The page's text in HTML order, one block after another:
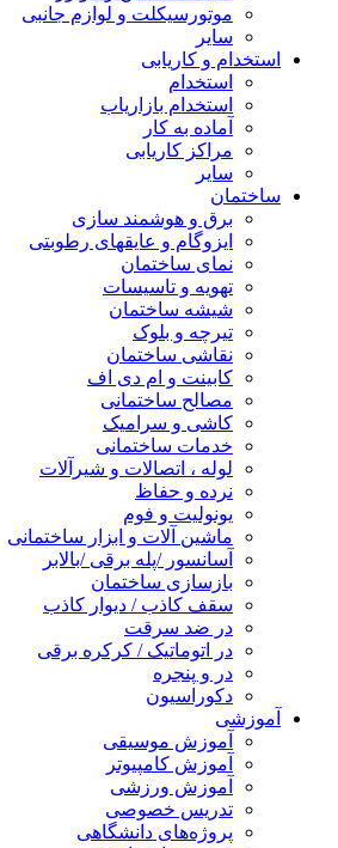
موتورسیکلت و لوازم جانبی
سایر
استخدام و کاریابی
استخدام
استخدام بازاریاب
آماده به کار
مراکز کاریابی
سایر
ساختمان
برق و هوشمند سازی
ایزوگام و عایقهای رطوبتی
نمای ساختمان
تهویه و تاسیسات
شیشه ساختمان
تیرچه و بلوک
نقاشی ساختمان
کابینت و ام دی اف
مصالح ساختمانی
کاشی و سرامیک
خدمات ساختمانی
لوله ، اتصالات و شیرآلات
نرده و حفاظ
یونولیت و فوم
ماشین آلات و ابزار ساختمانی
آسانسور /پله برقی /بالابر
بازسازی ساختمان
سقف کاذب / دیوار کاذب
در ضد سرقت
در اتوماتیک / کرکره برقی
در و پنجره
دکوراسیون
آموزشی
آموزش موسیقی
آموزش کامپیوتر
آموزش ورزشی
تدریس خصوصی
پروژه‌های دانشگاهی